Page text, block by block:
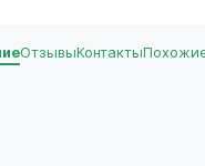
ОтзывыКонтакты